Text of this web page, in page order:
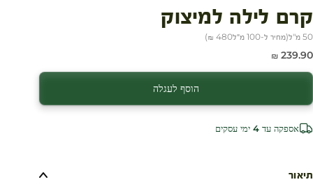
קרם לילה למיצוק
50 מ"ל (מחיר ל-100 מ״ל 480 ₪
)
מחיר מבצע
239.90 ₪
הוסף לעגלה
אספקה עד 4 ימי עסקים
תיאור